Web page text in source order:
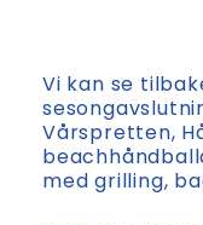
Vi kan se
Vårspretten,
med grilling,